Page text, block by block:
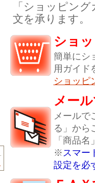
「ショッピン
文を承ります。
ショ
簡単にシ
用ガイド
ショッピ
メー
メールで
る」から
「商品
※ スマー
設定を必